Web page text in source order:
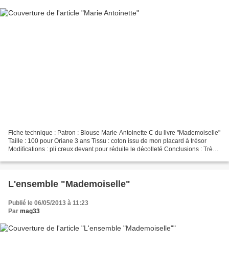
Fiche technique : Patron : Blouse Marie-Antoinette C du livre "Mademoiselle"
Taille : 100 pour Oriane 3 ans Tissu : coton issu de mon placard à trésor
Modifications : pli creux devant pour réduite le décolleté Conclusions : Très
L'ensemble "Mademoiselle"
Publié le 06/05/2013 à 11:23
Par mag33